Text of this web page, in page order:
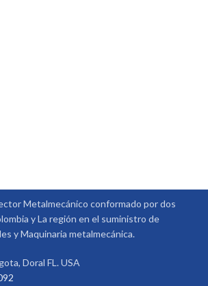
Metalmecánico conformado por dos
y La región en el suministro de
y Maquinaria metalmecánica.
Doral FL. USA